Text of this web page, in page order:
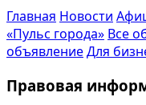
Главная Новости
«Пульс города» Все
объявлениеДля
Правовая